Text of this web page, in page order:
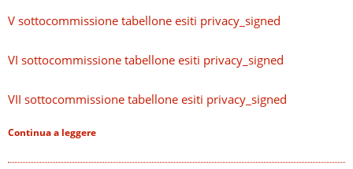
V sottocommissione tabellone esiti privacy_signed
VI sottocommissione tabellone esiti privacy_signed
VII sottocommissione tabellone esiti privacy_signed
Continua a leggere